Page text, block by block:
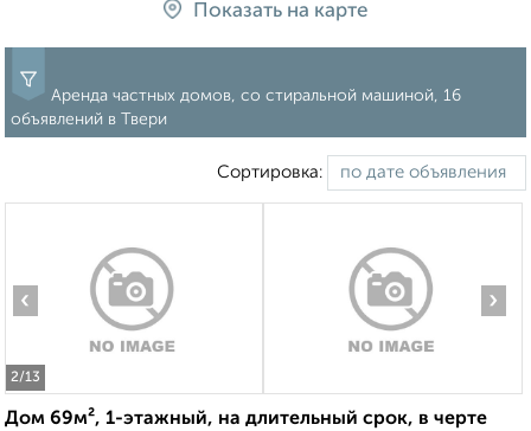
Показать на карте
Аренда частных домов, со стиральной машиной, 16
объявлений в Твери
Сортировка:
2/13
‹ ›
Дом 69м², 1-этажный, на длительный срок, в черте